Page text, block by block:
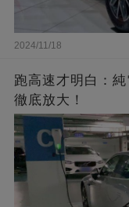
2024/11/18
跑高速才明白：
徹底放大！